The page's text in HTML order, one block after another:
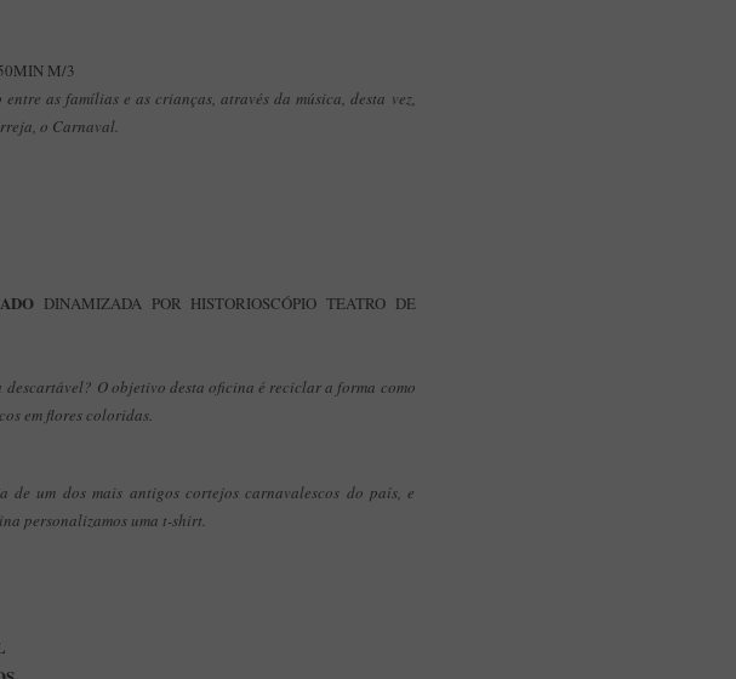
M/3
as famílias e as crianças, através da música, desta vez,
o Carnaval.
DINAMIZADA POR HISTORIOSCÓPIO TEATRO DE
O objetivo desta oficina é reciclar a forma como
em flores coloridas.
um dos mais antigos cortejos carnavalescos do país, e
personalizamos uma t-shirt.